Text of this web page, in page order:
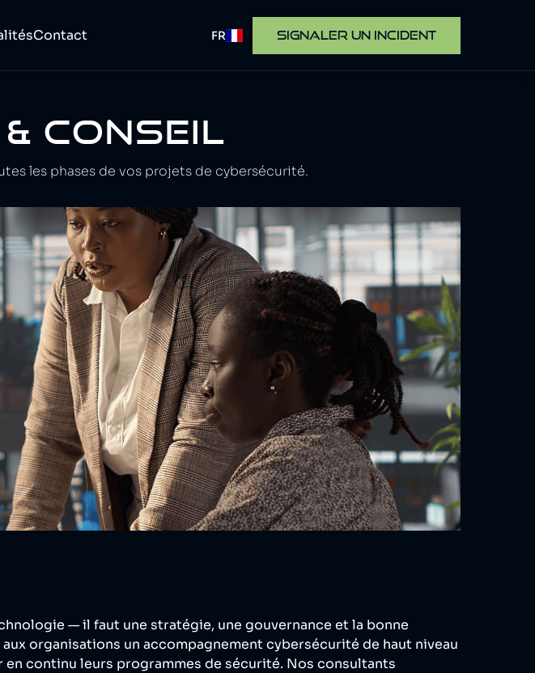
Contact FR SIGNALER UN INCIDENT
CONSEIL
les phases de vos projets de cybersécurité.
— il faut une stratégie, une gouvernance et la bonne
organisations un accompagnement cybersécurité de haut niveau
continu leurs programmes de sécurité. Nos consultants